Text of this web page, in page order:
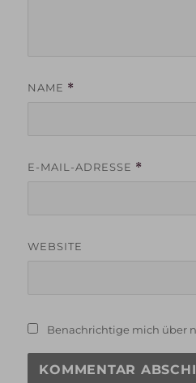
NAME *
E-MAIL-ADRESSE *
WEBSITE
Benachrichtige mich über